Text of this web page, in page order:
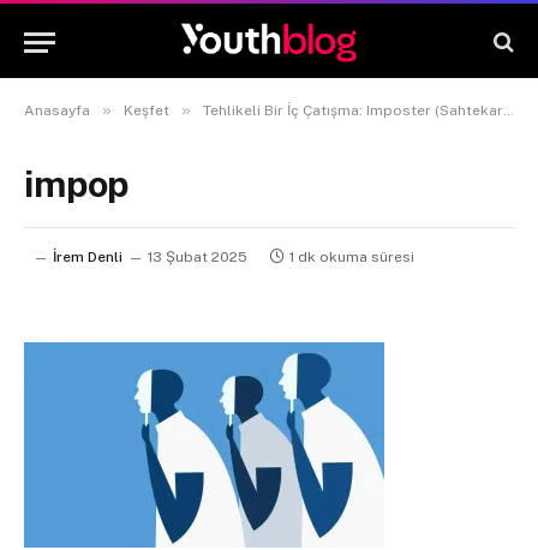
Anasayfa » Keşfet » Tehlikeli Bir İç Çatışma: Imposter (Sahtekar) Sendromu Nedir?
impop
İrem Denli 13 Şubat 2025 1 dk okuma süresi